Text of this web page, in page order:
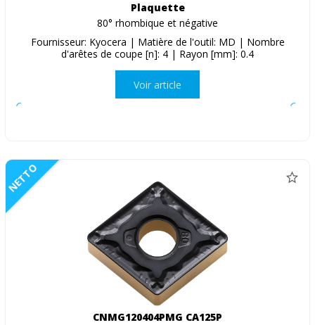
Plaquette
80° rhombique et négative
Fournisseur: Kyocera | Matière de l'outil: MD | Nombre
d'arêtes de coupe [n]: 4 | Rayon [mm]: 0.4
Voir article
NETTO
CNMG120404PMG CA125P